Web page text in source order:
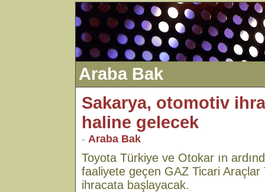
Araba Bak
Sakarya, otomotiv
haline gelecek
- Araba Bak
Toyota Türkiye ve Otokar ın
faaliyete geçen GAZ Ticari
ihracata başlayacak.